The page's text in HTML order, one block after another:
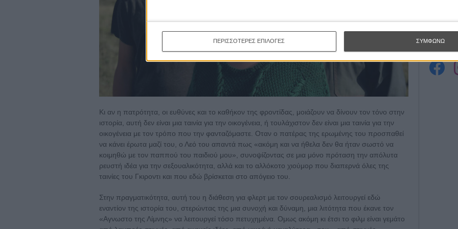
ΠΕΡΙΣΣΟΤΕΡΕΣ ΕΠΙΛΟΓΕΣ ΣΥΜΦΩΝΩ
Κι αν η πατρότητα, οι ευθύνες και το καθήκον της φροντίδας, μοιάζουν να δίνουν τον τόνο στην
ιστορία, αυτή δεν είναι μια ταινία για την οικογένεια, ή τουλάχιστον δεν είναι μια ταινία για την
οικογένεια με τον τρόπο που την φανταζόμαστε. Οταν ο πατέρας της ερωμένης του προσπαθεί
να κάνει έρωτα μαζί του, ο Λεό του απαντά πως «ακόμη και να ήθελα δεν θα ήταν σωστό να
κοιμηθώ με τον παππού του παιδιού μου», συνοψίζοντας σε μια μόνο πρόταση την απόλυτα
ρευστή ιδέα για την σεξουαλικότητα, αλλά και το αλλόκοτο χιούμορ που διαπερνά όλες της
ταινίες του Γκιροντι και που εδώ βρίσκεται στο απόγειο του.
Στην πραγματικότητα, αυτή του η διάθεση για φλερτ με τον σουρεαλισμό λειτουργεί εδώ
εναντίον της ιστορία του, στερώντας της μια συνοχή και δύναμη, μια λιτότητα που έκανε τον
«Αγνωστο της Λίμνης» να λειτουργεί τόσο πετυχημένα. Ομως ακόμη κι έτσι το φιλμ είναι γεμάτο